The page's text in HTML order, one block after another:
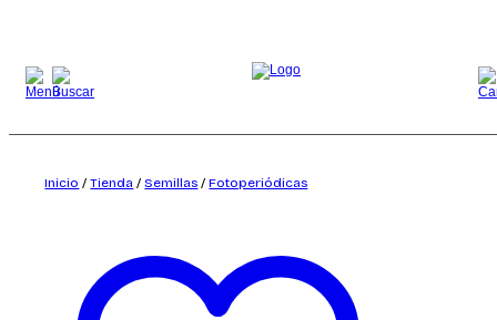
Inicio / Tienda / Semillas / Fotoperiódicas